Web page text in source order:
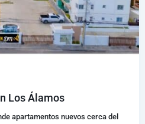
Los Álamos
apartamentos nuevos cerca del